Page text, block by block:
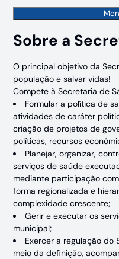
Sobre a
O principal objetivo da
população e salvar vidas!
Compete à Secretaria de
Formular a política de
atividades de caráter
criação de projetos de
políticas, recursos
Planejar, organizar,
serviços de saúde
mediante participação
forma regionalizada e
complexidade crescente;
Gerir e executar os
municipal;
Exercer a regulação do
meio da definição,